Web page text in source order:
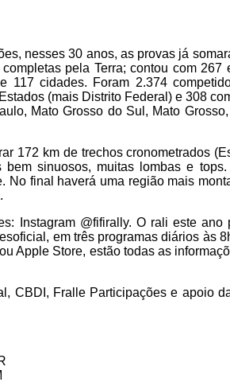
nesses 30 anos, as provas já
pela Terra; contou com 267
117 cidades. Foram 2.374
(mais Distrito Federal) e 308
Mato Grosso do Sul, Mato Grosso,
172 km de trechos cronometrados
sinuosos, muitas lombas e tops.
No final haverá uma região mais
Instagram @fifirally. O rali este ano
em três programas diários às
Apple Store, estão todas as
CBDI, Fralle Participações e apoio